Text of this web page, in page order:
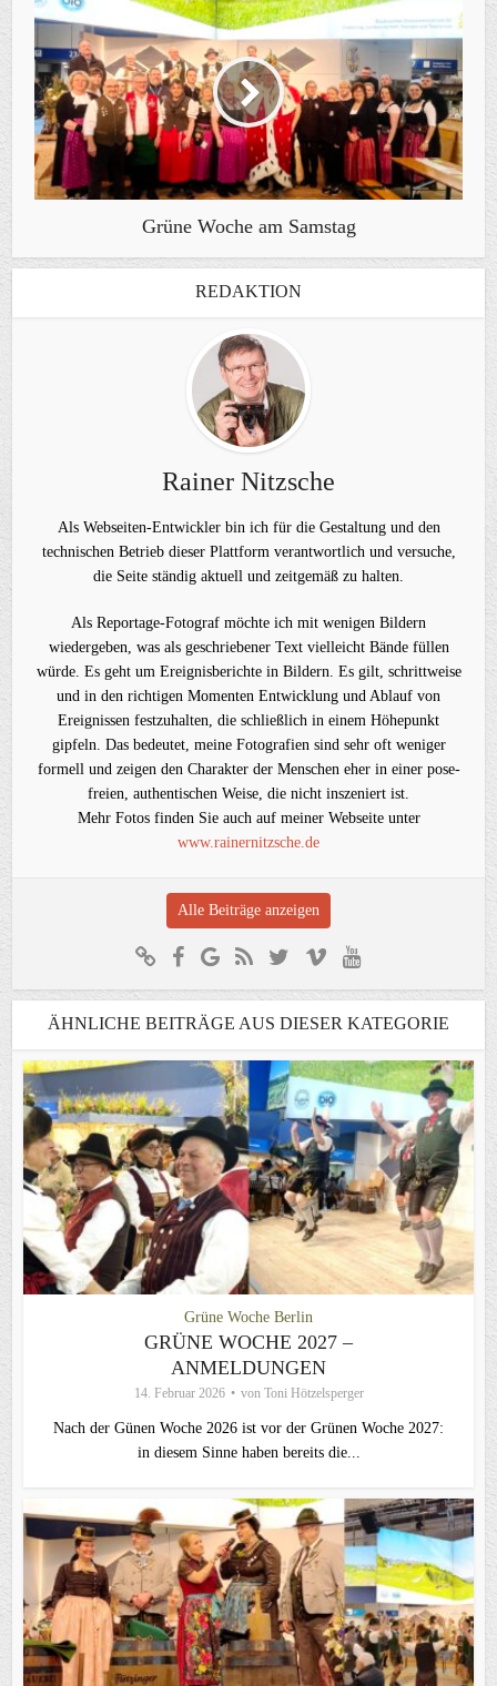
Grüne Woche am Samstag
REDAKTION
Rainer Nitzsche
Als Webseiten-Entwickler bin ich für die Gestaltung und den
technischen Betrieb dieser Plattform verantwortlich und versuche,
die Seite ständig aktuell und zeitgemäß zu halten.
Als Reportage-Fotograf möchte ich mit wenigen Bildern
wiedergeben, was als geschriebener Text vielleicht Bände füllen
würde. Es geht um Ereignisberichte in Bildern. Es gilt, schrittweise
und in den richtigen Momenten Entwicklung und Ablauf von
Ereignissen festzuhalten, die schließlich in einem Höhepunkt
gipfeln. Das bedeutet, meine Fotografien sind sehr oft weniger
formell und zeigen den Charakter der Menschen eher in einer pose-
freien, authentischen Weise, die nicht inszeniert ist.
Mehr Fotos finden Sie auch auf meiner Webseite unter
www.rainernitzsche.de
Alle Beiträge anzeigen
ÄHNLICHE BEITRÄGE AUS DIESER KATEGORIE
Grüne Woche Berlin
GRÜNE WOCHE 2027 –
ANMELDUNGEN
14. Februar 2026 von Toni Hötzelsperger
Nach der Günen Woche 2026 ist vor der Grünen Woche 2027:
in diesem Sinne haben bereits die...